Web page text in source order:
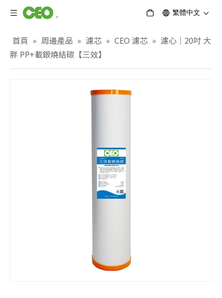
繁體中文
首頁 » 周邊產品 » 濾芯 » CEO 濾芯 » 濾心｜20吋 大
胖 PP+載銀燒結碳【三效】